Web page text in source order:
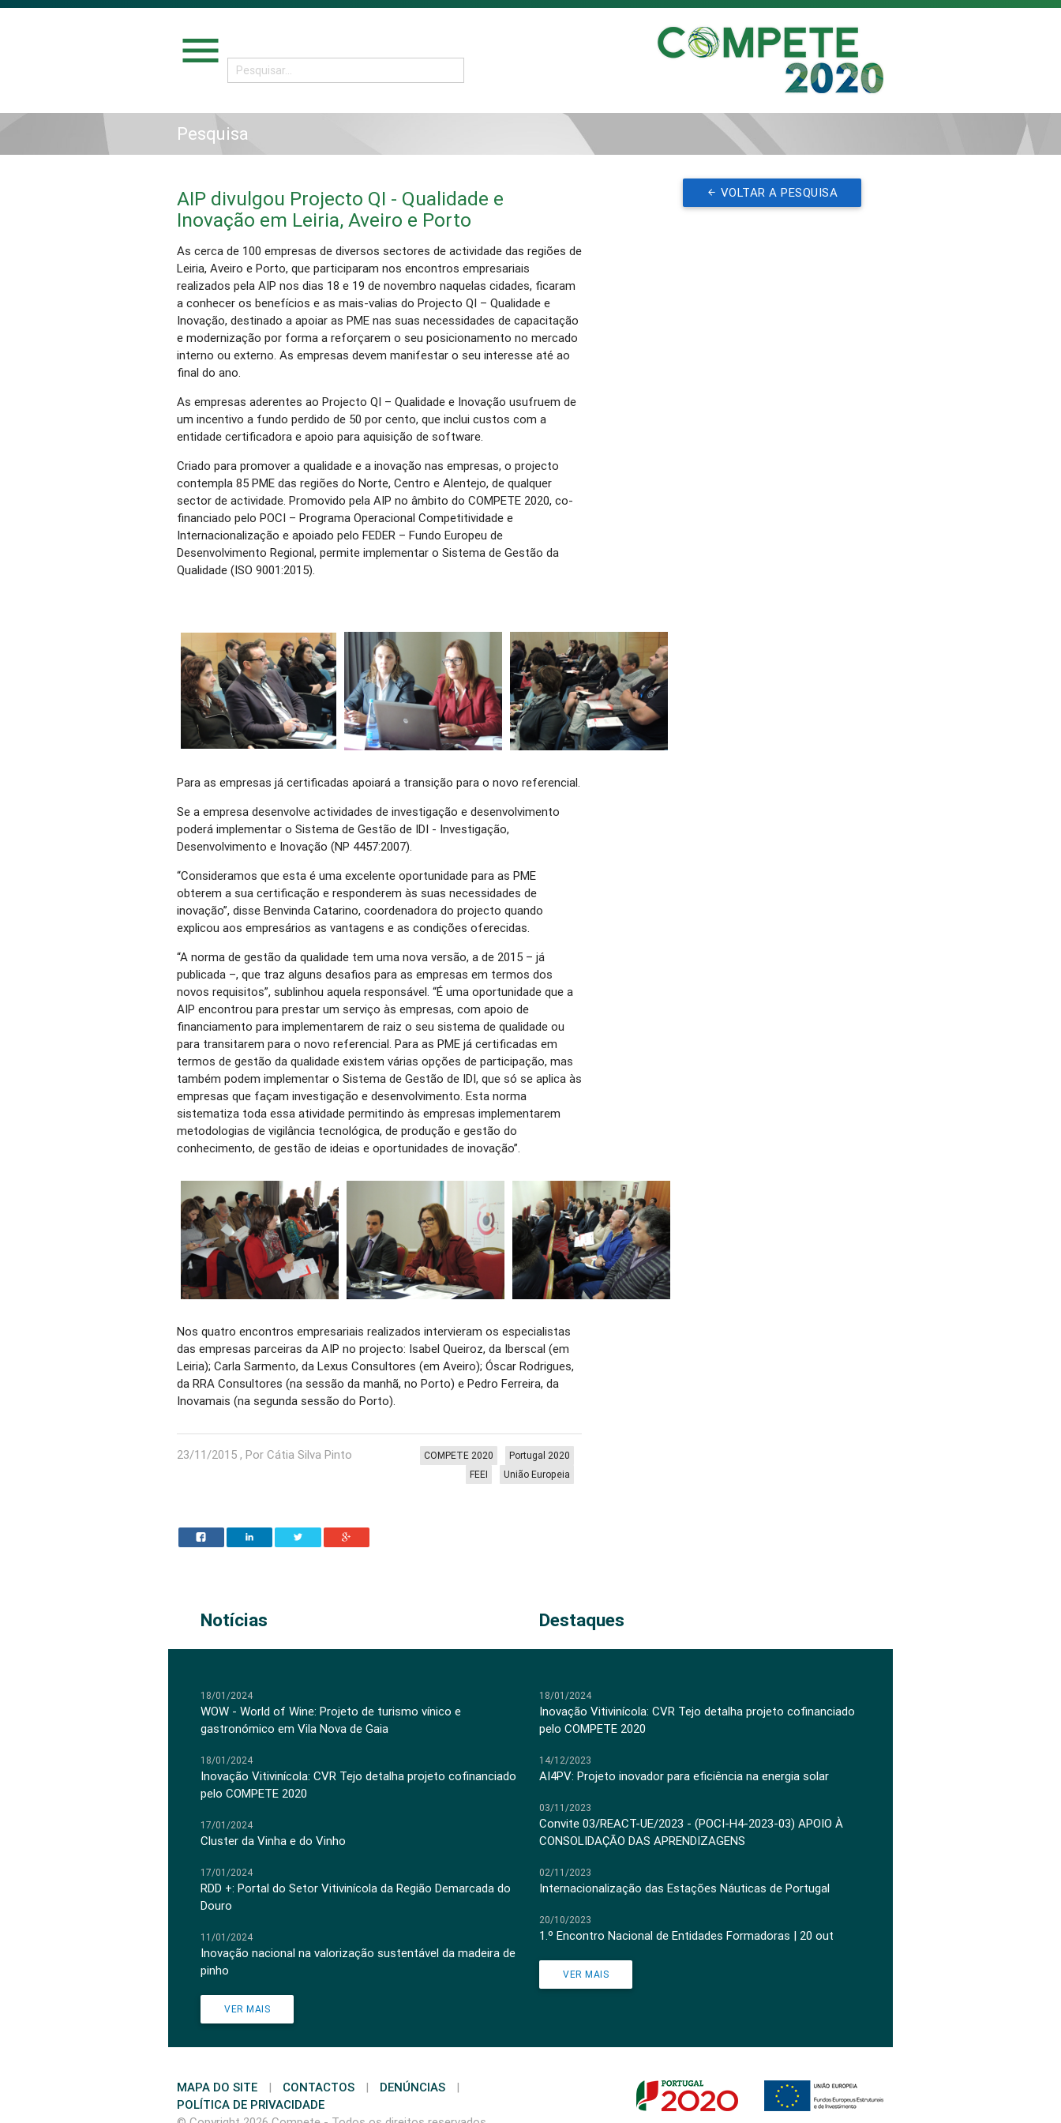
menu
Pesquisa
AIP divulgou Projecto QI - Qualidade e
Inovação em Leiria, Aveiro e Porto
As cerca de 100 empresas de diversos sectores de actividade das regiões de
Leiria, Aveiro e Porto, que participaram nos encontros empresariais
realizados pela AIP nos dias 18 e 19 de novembro naquelas cidades, ficaram
a conhecer os benefícios e as mais-valias do Projecto QI – Qualidade e
Inovação, destinado a apoiar as PME nas suas necessidades de capacitação
e modernização por forma a reforçarem o seu posicionamento no mercado
interno ou externo. As empresas devem manifestar o seu interesse até ao
final do ano.
As empresas aderentes ao Projecto QI – Qualidade e Inovação usufruem de
um incentivo a fundo perdido de 50 por cento, que inclui custos com a
entidade certificadora e apoio para aquisição de software.
Criado para promover a qualidade e a inovação nas empresas, o projecto
contempla 85 PME das regiões do Norte, Centro e Alentejo, de qualquer
sector de actividade. Promovido pela AIP no âmbito do COMPETE 2020, co-
financiado pelo POCI – Programa Operacional Competitividade e
Internacionalização e apoiado pelo FEDER – Fundo Europeu de
Desenvolvimento Regional, permite implementar o Sistema de Gestão da
Qualidade (ISO 9001:2015).
Para as empresas já certificadas apoiará a transição para o novo referencial.
Se a empresa desenvolve actividades de investigação e desenvolvimento
poderá implementar o Sistema de Gestão de IDI - Investigação,
Desenvolvimento e Inovação (NP 4457:2007).
“Consideramos que esta é uma excelente oportunidade para as PME
obterem a sua certificação e responderem às suas necessidades de
inovação”, disse Benvinda Catarino, coordenadora do projecto quando
explicou aos empresários as vantagens e as condições oferecidas.
“A norma de gestão da qualidade tem uma nova versão, a de 2015 – já
publicada –, que traz alguns desafios para as empresas em termos dos
novos requisitos”, sublinhou aquela responsável. “É uma oportunidade que a
AIP encontrou para prestar um serviço às empresas, com apoio de
financiamento para implementarem de raiz o seu sistema de qualidade ou
para transitarem para o novo referencial. Para as PME já certificadas em
termos de gestão da qualidade existem várias opções de participação, mas
também podem implementar o Sistema de Gestão de IDI, que só se aplica às
empresas que façam investigação e desenvolvimento. Esta norma
sistematiza toda essa atividade permitindo às empresas implementarem
metodologias de vigilância tecnológica, de produção e gestão do
conhecimento, de gestão de ideias e oportunidades de inovação”.
Nos quatro encontros empresariais realizados intervieram os especialistas
das empresas parceiras da AIP no projecto: Isabel Queiroz, da Iberscal (em
Leiria); Carla Sarmento, da Lexus Consultores (em Aveiro); Óscar Rodrigues,
da RRA Consultores (na sessão da manhã, no Porto) e Pedro Ferreira, da
Inovamais (na segunda sessão do Porto).
23/11/2015 , Por Cátia Silva Pinto Portugal 2020
COMPETE 2020
União Europeia
FEEI
VOLTAR A PESQUISA
Notícias Destaques
18/01/2024
WOW - World of Wine: Projeto de turismo vínico e
gastronómico em Vila Nova de Gaia
18/01/2024
Inovação Vitivinícola: CVR Tejo detalha projeto cofinanciado
pelo COMPETE 2020
17/01/2024
Cluster da Vinha e do Vinho
17/01/2024
RDD +: Portal do Setor Vitivinícola da Região Demarcada do
Douro
11/01/2024
Inovação nacional na valorização sustentável da madeira de
pinho
VER MAIS
18/01/2024
Inovação Vitivinícola: CVR Tejo detalha projeto cofinanciado
pelo COMPETE 2020
14/12/2023
AI4PV: Projeto inovador para eficiência na energia solar
03/11/2023
Convite 03/REACT-UE/2023 - (POCI-H4-2023-03) APOIO À
CONSOLIDAÇÃO DAS APRENDIZAGENS
02/11/2023
Internacionalização das Estações Náuticas de Portugal
20/10/2023
1.º Encontro Nacional de Entidades Formadoras | 20 out
VER MAIS
MAPA DO SITE | CONTACTOS | DENÚNCIAS
|
POLÍTICA DE PRIVACIDADE